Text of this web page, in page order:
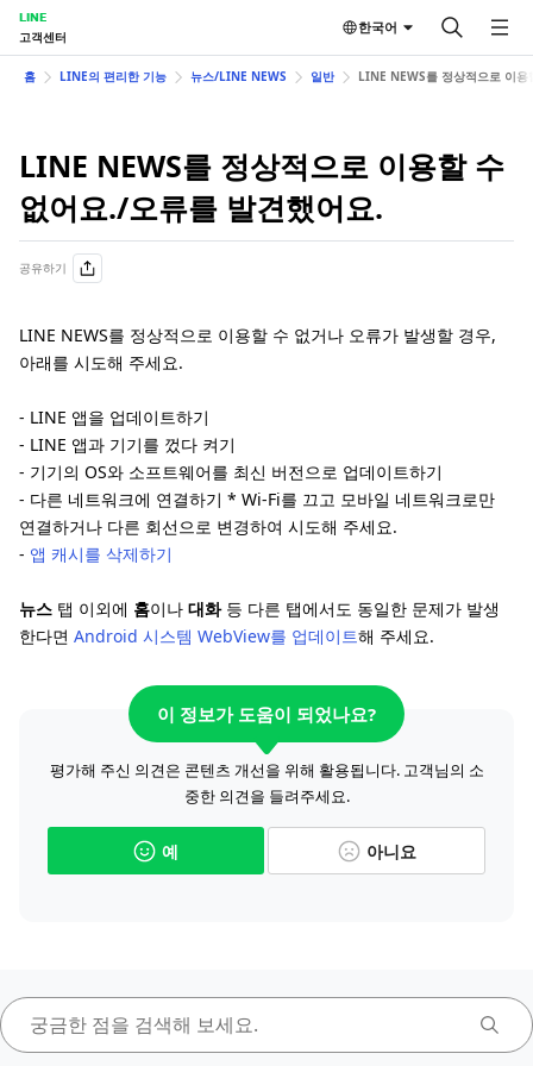
LINE
고객센터
한국어
홈 LINE의 편리한 기능 뉴스/LINE NEWS 일반 LINE NEWS를 정상적으로 이
LINE NEWS를 정상적으로 이용할 수
없어요./오류를 발견했어요.
공유하기
LINE NEWS를 정상적으로 이용할 수 없거나 오류가 발생할 경우,
아래를 시도해 주세요.
- LINE 앱을 업데이트하기
- LINE 앱과 기기를 껐다 켜기
- 기기의 OS와 소프트웨어를 최신 버전으로 업데이트하기
- 다른 네트워크에 연결하기 * Wi-Fi를 끄고 모바일 네트워크로만
연결하거나 다른 회선으로 변경하여 시도해 주세요.
- 앱 캐시를 삭제하기
뉴스 탭 이외에 홈이나 대화등 다른 탭에서도 동일한 문제가 발생
한다면 Android 시스템 WebView를 업데이트해 주세요.
이 정보가 도움이 되었나요?
평가해 주신 의견은 콘텐츠 개선을 위해 활용됩니다. 고객님의 소
중한 의견을 들려주세요.
예 아니요